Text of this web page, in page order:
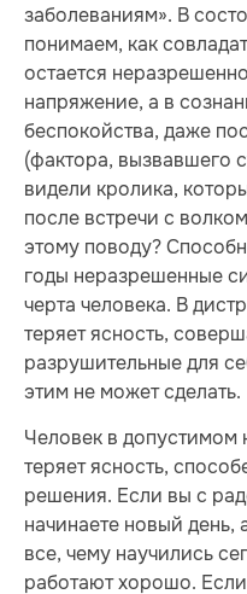
заболеваниям». В
понимаем, как
остается
напряжение, а в
беспокойства, даже
(фактора, вызвавшего
видели кролика,
после встречи с
этому поводу?
годы неразрешенные
черта человека. В
теряет ясность,
разрушительные для
этим не может сделать.
Человек в допустимом
теряет ясность,
решения. Если вы с
начинаете новый день,
все, чему научились
работают хорошо.